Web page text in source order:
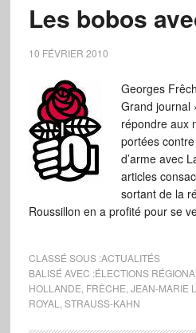
Les bobos
10 FÉVRIER 2010
Georges
Grand journal
répondre aux
portées
d’arme avec
articles
sortant de la
Roussillon en a profité pour se
CLASSÉ SOUS :ACTUALITÉS
BALISÉ AVEC :ÉLECTIONS
HOLLANDE FRÊCHE JEAN-MARIE
ROYAL
STRAUSS-KAHN